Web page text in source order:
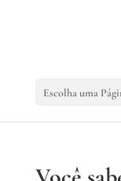
Escolha uma